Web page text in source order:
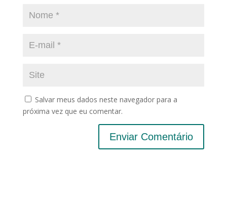
Salvar meus dados neste navegador para a
próxima vez que eu comentar.